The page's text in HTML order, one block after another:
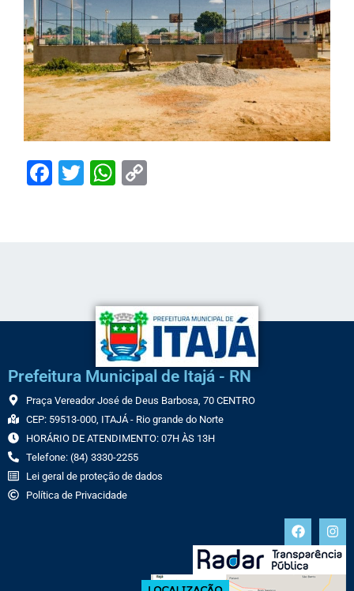
Facebook
TwitterWhatsApp
Prefeitura Municipal de Itajá - RN
Praça Vereador José de Deus Barbosa, 70 CENTRO
CEP: 59513-000, ITAJÁ - Rio grande do Norte
HORÁRIO DE ATENDIMENTO: 07H ÀS 13H
Telefone: (84) 3330-2255
Lei geral de proteção de dados
Política de Privacidade